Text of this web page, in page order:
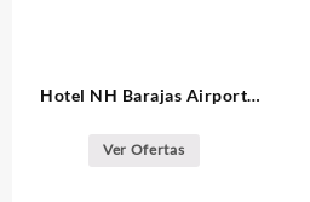
Hotel NH Barajas Airport
Ver Ofertas